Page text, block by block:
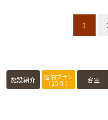
1
施設紹介 宿泊プラン
（15件） 客室